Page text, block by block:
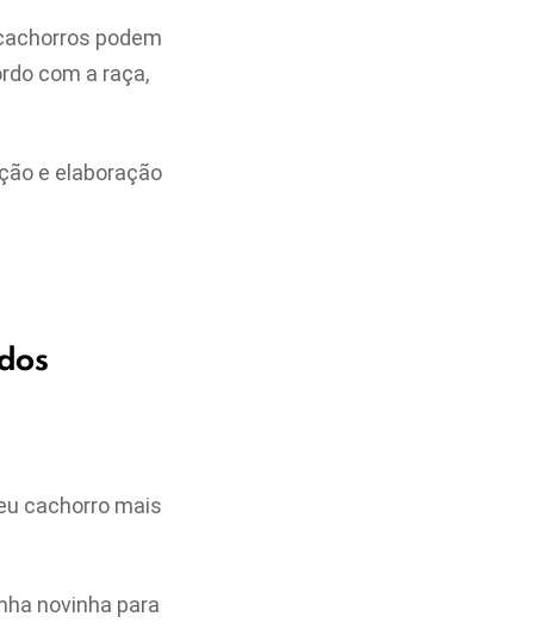
podem
com a raça,
e elaboração
cachorro mais
novinha para